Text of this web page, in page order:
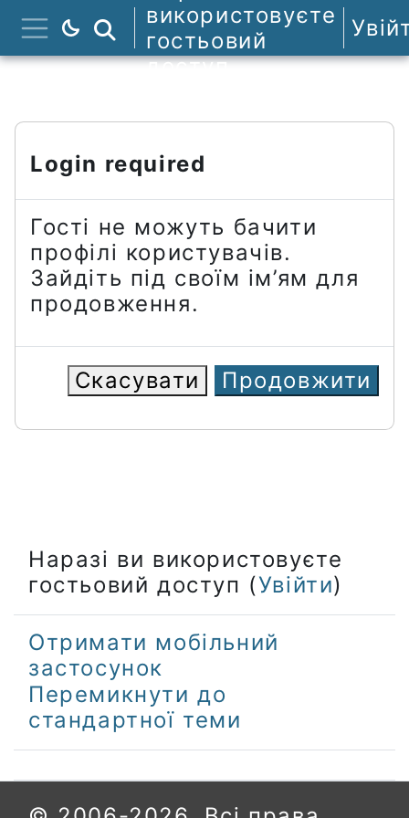
Перейти до головного вмісту
Бокова панель
Пошук курсів
використовуєте
гостьовий
доступ
Login required
Гості не можуть бачити
профілі користувачів.
Зайдіть під своїм ім’ям для
продовження.
Скасувати Продовжити
Наразі ви використовуєте
гостьовий доступ (Увійти)
Отримати мобільний
застосунок
Перемикнути до
стандартної теми